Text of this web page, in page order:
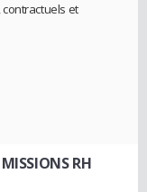
et
MISSIONS RH